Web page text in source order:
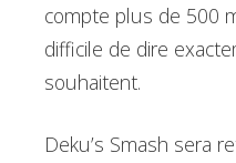
compte plus de 500
difficile de dire
souhaitent.
Deku’s Smash sera